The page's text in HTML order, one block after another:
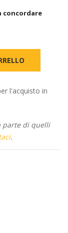
concordare
l'acquisto in
parte di quelli
.